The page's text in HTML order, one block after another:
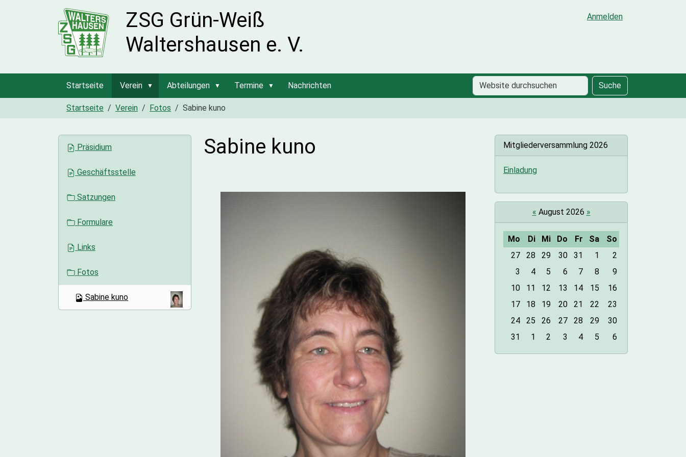
Anmelden
ZSG Grün-Weiß
Waltershausen e. V.
Startseite Verein Abteilungen Termine Nachrichten
Website
durchsuchen
Suche
Erweiterte
Suche…
Startseite
Verein Fotos Sabine kuno
Sabine kuno
Präsidium
Geschäftsstelle
Satzungen
Formulare
Links
Fotos
Sabine kuno
Mitgliederversammlung 2026
Einladung
« August 2026 »
Mo Di Mi Do Fr Sa
So
27
28 29 30 31 1
2
3
4 5 6 7 8
9
10
11 12 13 14 15
16
17
18 19 20 21 22
23
24
25 26 27 28 29
30
31
1 2 3 4 5 6